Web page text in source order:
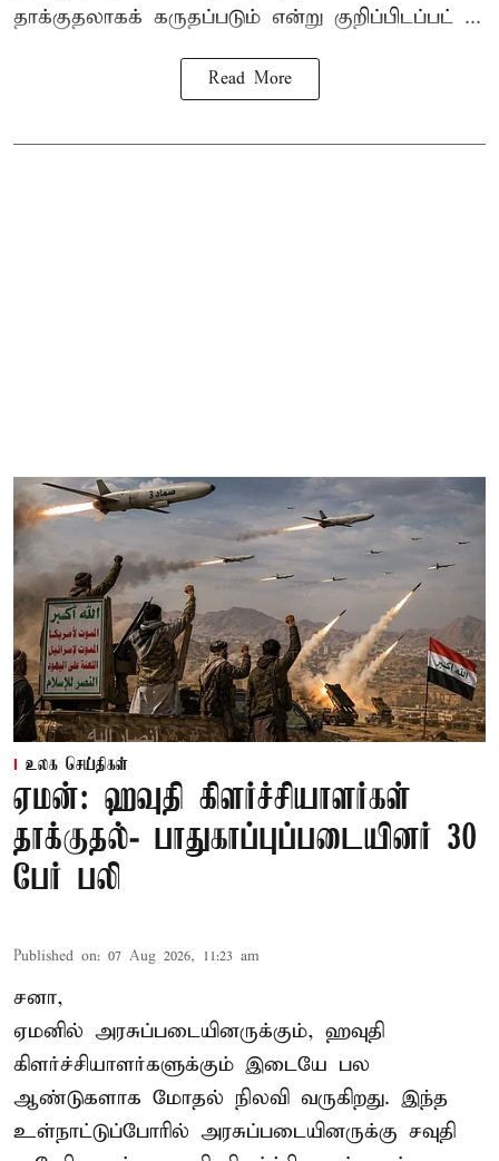
தாக்குதலாகக் கருதப்படும் என்று குறிப்பிடப்பட் ...
Read More
உலக செய்திகள்
ஏமன்: ஹவுதி கிளர்ச்சியாளர்கள்
தாக்குதல்- பாதுகாப்புப்படையினர் 30
பேர் பலி
Published on: 07 Aug 2026, 11:23 am
சனா,
ஏமனில் அரசுப்படையினருக்கும், ஹவுதி
கிளர்ச்சியாளர்களுக்கும் இடையே பல
ஆண்டுகளாக மோதல் நிலவி வருகிறது. இந்த
உள்நாட்டுப்போரில் அரசுப்படையினருக்கு சவுதி